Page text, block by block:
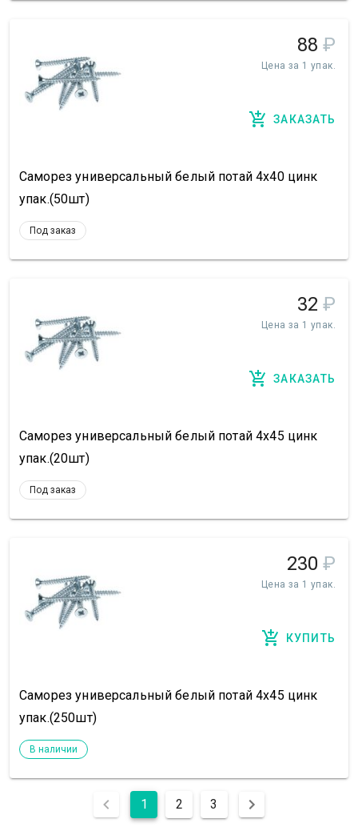
88 ₽
Цена за 1 упак.
ЗАКАЗАТЬ
Саморез универсальный белый потай 4х40 цинк
упак.(50шт)
Под заказ
32 ₽
Цена за 1 упак.
ЗАКАЗАТЬ
Саморез универсальный белый потай 4х45 цинк
упак.(20шт)
Под заказ
230 ₽
Цена за 1 упак.
КУПИТЬ
Саморез универсальный белый потай 4х45 цинк
упак.(250шт)
В наличии
1 2 3